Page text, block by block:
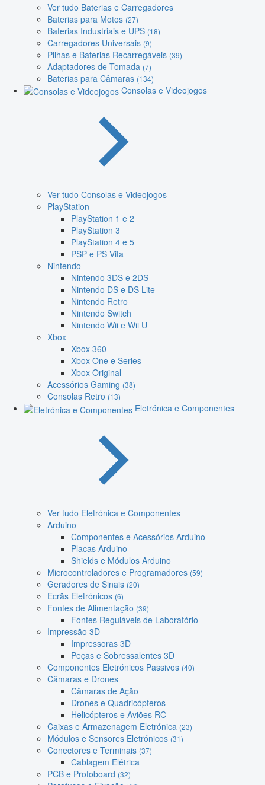
Ver tudo Baterias e Carregadores
Baterias para Motos (27)
Baterias Industriais e UPS (18)
Carregadores Universais (9)
Pilhas e Baterias Recarregáveis (39)
Adaptadores de Tomada (7)
Baterias para Câmaras (134)
Consolas e Videojogos
Ver tudo Consolas e Videojogos
PlayStation
PlayStation 1 e 2
PlayStation 3
PlayStation 4 e 5
PSP e PS Vita
Nintendo
Nintendo 3DS e 2DS
Nintendo DS e DS Lite
Nintendo Retro
Nintendo Switch
Nintendo Wii e Wii U
Xbox
Xbox 360
Xbox One e Series
Xbox Original
Acessórios Gaming (38)
Consolas Retro (13)
Eletrónica e Componentes
Ver tudo Eletrónica e Componentes
Arduino
Componentes e Acessórios Arduino
Placas Arduino
Shields e Módulos Arduino
Microcontroladores e Programadores (59)
Geradores de Sinais (20)
Ecrãs Eletrónicos (6)
Fontes de Alimentação (39)
Fontes Reguláveis de Laboratório
Impressão 3D
Impressoras 3D
Peças e Sobressalentes 3D
Componentes Eletrónicos Passivos (40)
Câmaras e Drones
Câmaras de Ação
Drones e Quadricópteros
Helicópteros e Aviões RC
Caixas e Armazenagem Eletrónica (23)
Módulos e Sensores Eletrónicos (31)
Conectores e Terminais (37)
Cablagem Elétrica
PCB e Protoboard (32)